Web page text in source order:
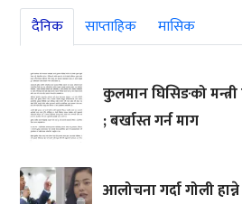
दैनिक साप्ताहिक मासिक
कुलमान घिसिङको
; बर्खास्त गर्न माग
आलोचना गर्दा गोली